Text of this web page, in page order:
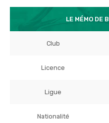
LE MÉMO DE
Club
Licence
Ligue
Nationalité